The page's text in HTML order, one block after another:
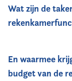
Wat zijn de
En waarmee
budget van de